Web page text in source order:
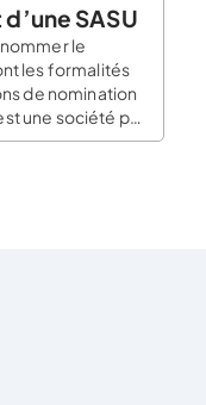
SASU
le
les formalités
de nomination
une société par
L’associé